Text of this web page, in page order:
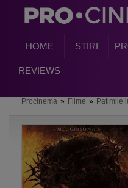
HOME STIRI
REVIEWS
Procinema » Filme » Patimile